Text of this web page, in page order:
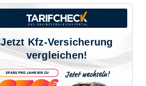
Jetzt Kfz-Versicherung
vergleichen!